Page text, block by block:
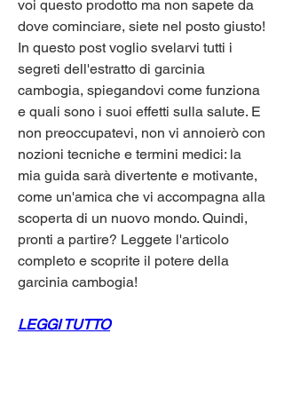
voi questo prodotto ma non sapete da
dove cominciare, siete nel posto giusto!
In questo post voglio svelarvi tutti i
segreti dell'estratto di garcinia
cambogia, spiegandovi come funziona
e quali sono i suoi effetti sulla salute. E
non preoccupatevi, non vi annoierò con
nozioni tecniche e termini medici: la
mia guida sarà divertente e motivante,
come un'amica che vi accompagna alla
scoperta di un nuovo mondo. Quindi,
pronti a partire? Leggete l'articolo
completo e scoprite il potere della
garcinia cambogia!
LEGGI TUTTO